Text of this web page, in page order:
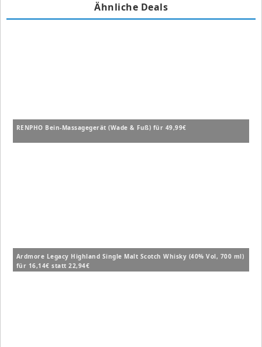
Ähnliche Deals
RENPHO Bein-Massagegerät (Wade & Fuß) für 49,99€
Ardmore Legacy Highland Single Malt Scotch Whisky (40% Vol, 700 ml)
für 16,14€ statt 22,94€